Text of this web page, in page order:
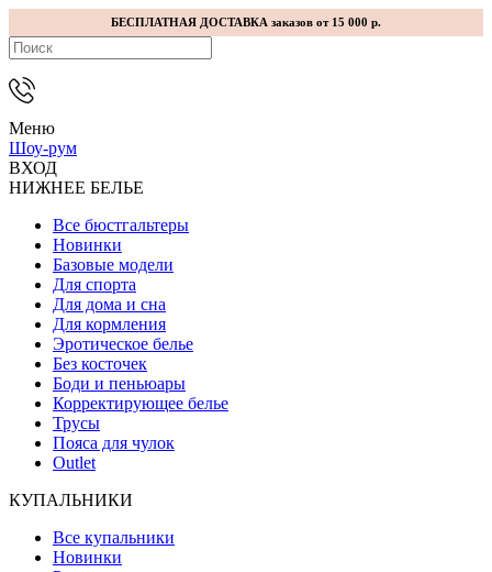
БЕСПЛАТНАЯ ДОСТАВКА заказов от 15 000 р.
Меню
Шоу-рум
ВХОД
НИЖНЕЕ БЕЛЬЕ
Все бюстгальтеры
Новинки
Базовые модели
Для спорта
Для дома и сна
Для кормления
Эротическое белье
Без косточек
Боди и пеньюары
Корректирующее белье
Трусы
Пояса для чулок
Outlet
КУПАЛЬНИКИ
Все купальники
Новинки